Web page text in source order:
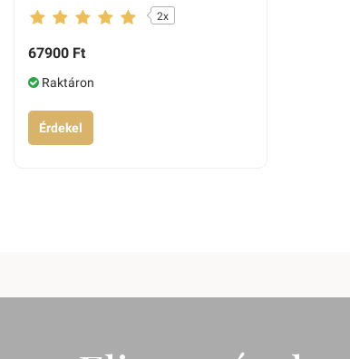
2x
67900 Ft
Raktáron
Érdekel